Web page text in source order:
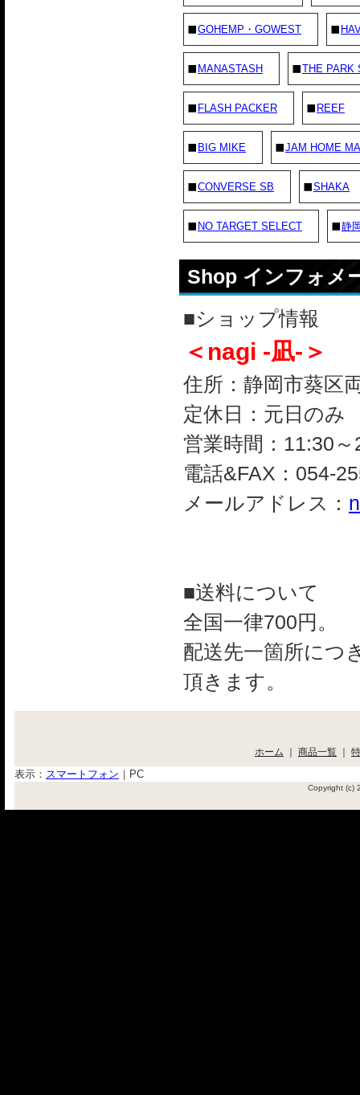
GOHEMP・GOWEST
MANASTASH THE PARK
FLASH PACKER REEF
BIG MIKE JAM HOME
CONVERSE SB SHAKA
NO TARGET SELECT 静
Shop インフォメ
■ショップ情報
＜nagi -凪-＞
住所：静岡市葵区
定休日：元日のみ
営業時間：11:30～
電話&FAX：054-
メールアドレス：
■送料について
全国一律700円。
配送先一箇所につ
頂きます。
ホーム ｜ 商品一覧 ｜
表示： スマートフォン ｜ PC
Copyright (c)